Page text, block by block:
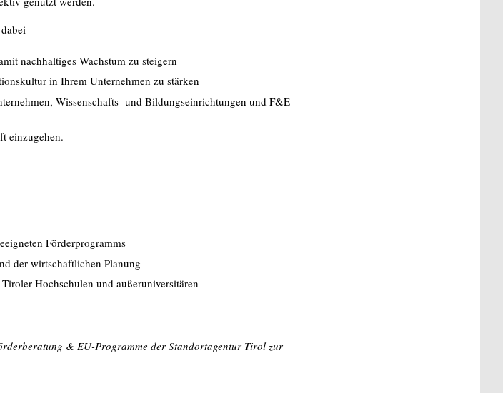
nachhaltiges Wachstum zu steigern
in Ihrem Unternehmen zu stärken
Wissenschafts- und Bildungseinrichtungen und F&E-
einzugehen.
Förderprogramms
der wirtschaftlichen Planung
Hochschulen und außeruniversitären
& EU-Programme der Standortagentur Tirol zur